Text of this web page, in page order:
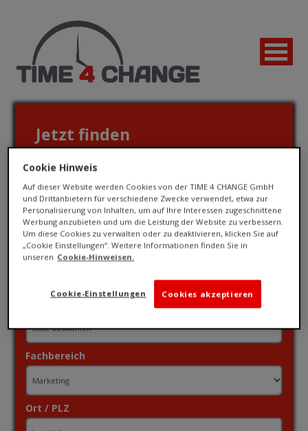
Jetzt bewerben!
Jetzt finden
ZEIT FÜR VERÄNDERUNG
Interne Stellen
Fachbereich
Ort / PLZ
Cookie Hinweis
Auf dieser Website werden Cookies von der TIME 4 CHANGE GmbH
und Drittanbietern für verschiedene Zwecke verwendet, etwa zur
Personalisierung von Inhalten, um auf Ihre Interessen zugeschnittene
Werbung anzubieten und um die Leistung der Website zu verbessern.
Um diese Cookies zu verwalten oder zu deaktivieren, klicken Sie auf
„Cookie Einstellungen“. Weitere Informationen finden Sie in
unseren Cookie-Hinweisen.
Cookies akzeptieren
Cookie-Einstellungen